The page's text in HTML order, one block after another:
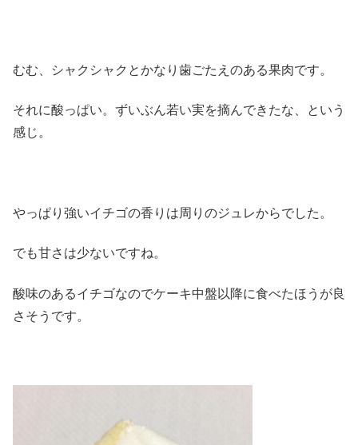
むむ、シャクシャクとかなり歯ごたえのある果肉です。
それに酸っぱい。ずいぶん若い実を摘んできたな、という
感じ。
やっぱり強いイチゴの香りは周りのジュレからでした。
でも甘さは少ないですね。
酸味のあるイチゴなのでケーキ中盤以降に食べたほうが良
さそうです。